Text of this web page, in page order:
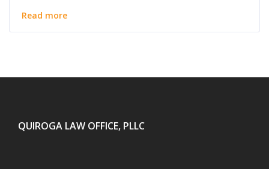
Read more
QUIROGA LAW OFFICE, PLLC